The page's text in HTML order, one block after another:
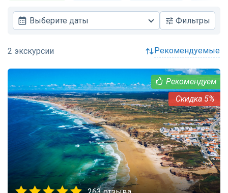
Выберите даты Фильтры
рекомендуемые
5%